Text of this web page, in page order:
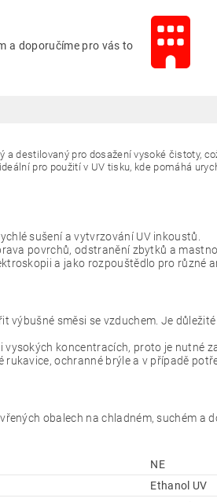
a doporučíme pro vás to
a destilovaný pro dosažení vysoké čistoty,
pro použití v UV tisku, kde pomáhá
sušení a vytvrzování UV inkoustů.
povrchů, odstranění zbytků a
a jako rozpouštědlo pro různé
výbušné směsi se vzduchem. Je
koncentracích, proto je nutné
ochranné brýle a v případě
obalech na chladném, suchém a
NE
Ethanol UV